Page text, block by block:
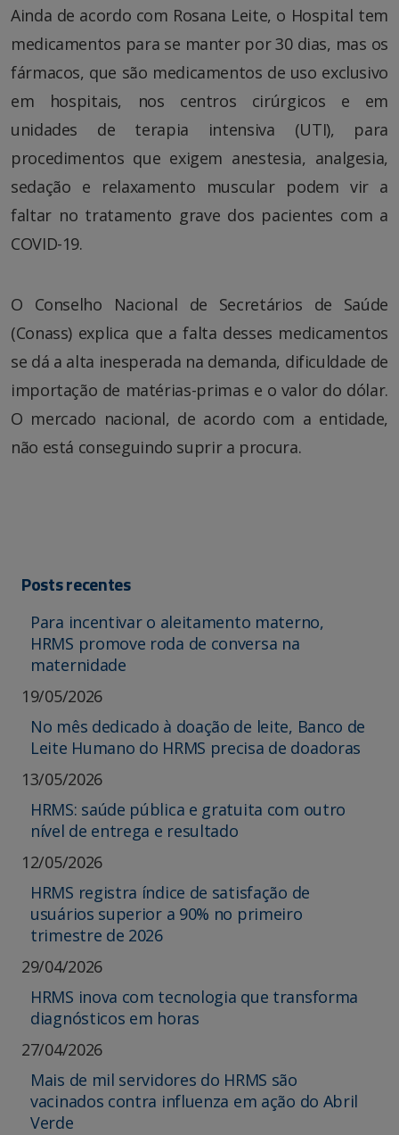
Ainda de acordo com Rosana Leite, o Hospital tem
medicamentos para se manter por 30 dias, mas os
fármacos, que são medicamentos de uso exclusivo
em hospitais, nos centros cirúrgicos e em
unidades de terapia intensiva (UTI), para
procedimentos que exigem anestesia, analgesia,
sedação e relaxamento muscular podem vir a
faltar no tratamento grave dos pacientes com a
COVID-19.
O Conselho Nacional de Secretários de Saúde
(Conass) explica que a falta desses medicamentos
se dá a alta inesperada na demanda, dificuldade de
importação de matérias-primas e o valor do dólar.
O mercado nacional, de acordo com a entidade,
não está conseguindo suprir a procura.
Posts recentes
Para incentivar o aleitamento materno,
HRMS promove roda de conversa na
maternidade
19/05/2026
No mês dedicado à doação de leite, Banco de
Leite Humano do HRMS precisa de doadoras
13/05/2026
HRMS: saúde pública e gratuita com outro
nível de entrega e resultado
12/05/2026
HRMS registra índice de satisfação de
usuários superior a 90% no primeiro
trimestre de 2026
29/04/2026
HRMS inova com tecnologia que transforma
diagnósticos em horas
27/04/2026
Mais de mil servidores do HRMS são
vacinados contra influenza em ação do Abril
Verde